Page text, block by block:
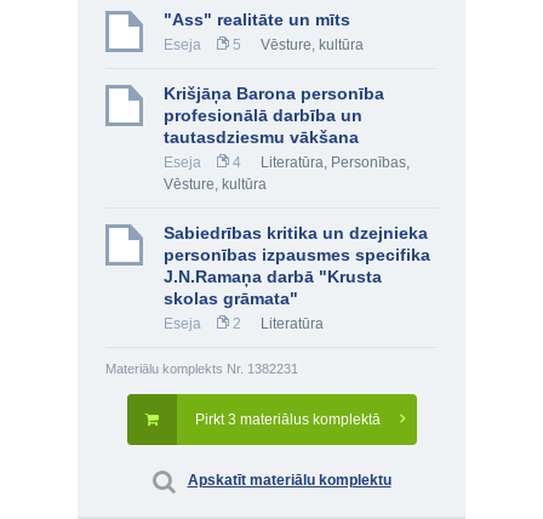
"Ass" realitāte un mīts
Eseja 5 Vēsture, kultūra
Krišjāņa Barona personība
profesionālā darbība un
tautasdziesmu vākšana
Eseja 4 Literatūra, Personības,
Vēsture, kultūra
Sabiedrības kritika un dzejnieka
personības izpausmes specifika
J.N.Ramaņa darbā "Krusta
skolas grāmata"
Eseja 2 Literatūra
Materiālu komplekts Nr. 1382231
Pirkt 3 materiālus komplektā
Apskatīt materiālu komplektu